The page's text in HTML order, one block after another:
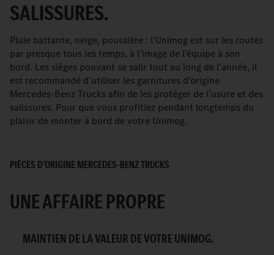
SALISSURES.
Pluie battante, neige, poussière : l’Unimog est sur les routes
par presque tous les temps, à l’image de l’équipe à son
bord. Les sièges pouvant se salir tout au long de l’année, il
est recommandé d’utiliser les garnitures d’origine
Mercedes-Benz Trucks afin de les protéger de l’usure et des
salissures. Pour que vous profitiez pendant longtemps du
plaisir de monter à bord de votre Unimog.
PIÈCES D’ORIGINE MERCEDES-BENZ TRUCKS
UNE AFFAIRE PROPRE
MAINTIEN DE LA VALEUR DE VOTRE UNIMOG.